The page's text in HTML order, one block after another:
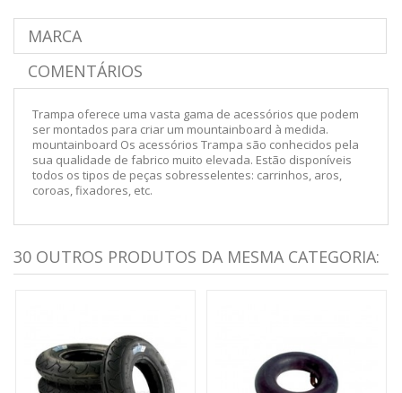
MARCA
COMENTÁRIOS
Trampa oferece uma vasta gama de acessórios que podem
ser montados para criar um mountainboard à medida.
mountainboard Os acessórios Trampa são conhecidos pela
sua qualidade de fabrico muito elevada. Estão disponíveis
todos os tipos de peças sobresselentes: carrinhos, aros,
coroas, fixadores, etc.
30 OUTROS PRODUTOS DA MESMA CATEGORIA: